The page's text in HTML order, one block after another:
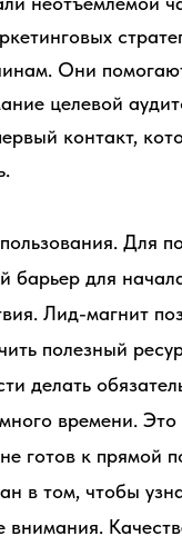
Они
целевой
контакт,
Для
барьер для
Лид-магнит
полезный
делать
времени. Это
готов к прямой
в том, чтобы
внимания.